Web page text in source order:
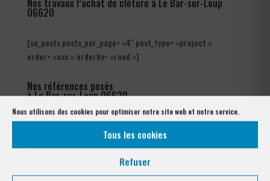
Nous utilisons des cookies pour optimiser notre site web et notre service.
Tous les cookies
Refuser
Nos travaux l’achat de clôture à Le Bar-sur-Loup
06620
[su_posts posts_per_page= »4″ post_type= »project »
order= »asc » orderby= »rand »]
Nos références posés
à Le Bar-sur-Loup 06620